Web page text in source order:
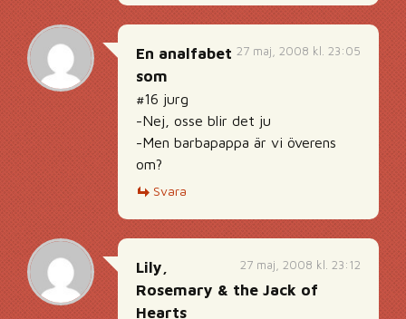
27 maj, 2008 kl. 23:05
En analfabet
som
#16 jurg
-Nej, osse blir det ju
-Men barbapappa är vi överens
om?
Svara
27 maj, 2008 kl. 23:12
Lily,
Rosemary & the Jack of
Hearts